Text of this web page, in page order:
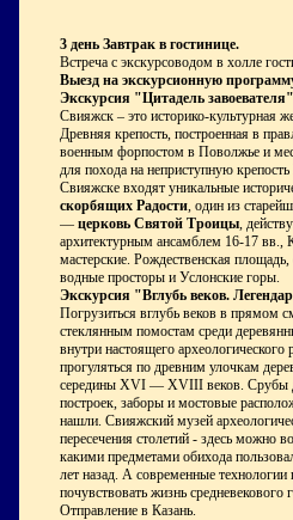
3 день Завтрак в гостинице.
Встреча с экскурсоводом в холле
Выезд на экскурсионную
Экскурсия "Цитадель
Свияжск – это историко-культурная
Древняя крепость, построенная в
военным форпостом в Поволжье и
для похода на неприступную
Свияжске входят уникальные
скорбящих Радости, один из
— церковь Святой Троицы,
архитектурным ансамблем 16-17 вв.,
мастерские. Рождественская
водные просторы и Услонские горы.
Экскурсия "Вглубь веков.
Погрузиться вглубь веков в прямом
стеклянным помостам среди
внутри настоящего археологического
прогуляться по древним улочкам
середины XVI — XVIII веков. Срубы
построек, заборы и мостовые
нашли. Свияжский музей
пересечения столетий - здесь можно
какими предметами обихода
лет назад. А современные
почувствовать жизнь средневекового
Отправление в Казань.